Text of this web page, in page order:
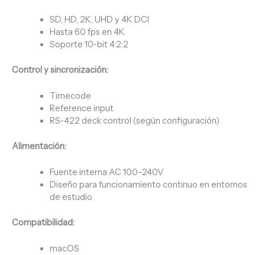
SD, HD, 2K, UHD y 4K DCI
Hasta 60 fps en 4K
Soporte 10-bit 4:2:2
Control y sincronización:
Timecode
Reference input
RS-422 deck control (según configuración)
Alimentación:
Fuente interna AC 100–240V
Diseño para funcionamiento continuo en entornos
de estudio
Compatibilidad:
macOS